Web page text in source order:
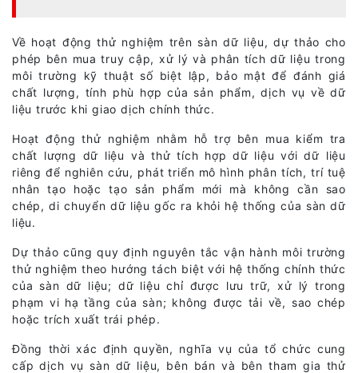
Về hoạt động thử nghiệm trên sàn dữ liệu, dự thảo cho
phép bên mua truy cập, xử lý và phân tích dữ liệu trong
môi trường kỹ thuật số biệt lập, bảo mật để đánh giá
chất lượng, tính phù hợp của sản phẩm, dịch vụ về dữ
liệu trước khi giao dịch chính thức.
Hoạt động thử nghiệm nhằm hỗ trợ bên mua kiểm tra
chất lượng dữ liệu và thử tích hợp dữ liệu với dữ liệu
riêng để nghiên cứu, phát triển mô hình phân tích, trí tuệ
nhân tạo hoặc tạo sản phẩm mới mà không cần sao
chép, di chuyển dữ liệu gốc ra khỏi hệ thống của sàn dữ
liệu.
Dự thảo cũng quy định nguyên tắc vận hành môi trường
thử nghiệm theo hướng tách biệt với hệ thống chính thức
của sàn dữ liệu; dữ liệu chỉ được lưu trữ, xử lý trong
phạm vi hạ tầng của sàn; không được tải về, sao chép
hoặc trích xuất trái phép.
Đồng thời xác định quyền, nghĩa vụ của tổ chức cung
cấp dịch vụ sàn dữ liệu, bên bán và bên tham gia thử